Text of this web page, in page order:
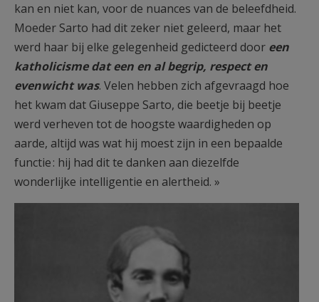
kan en niet kan, voor de nuances van de beleefdheid.
Moeder Sarto had dit zeker niet geleerd, maar het
werd haar bij elke gelegenheid gedicteerd door een
katholicisme dat een en al begrip, respect en
evenwicht was. Velen hebben zich afgevraagd hoe
het kwam dat Giuseppe Sarto, die beetje bij beetje
werd verheven tot de hoogste waardigheden op
aarde, altijd was wat hij moest zijn in een bepaalde
functie : hij had dit te danken aan diezelfde
wonderlijke intelligentie en alertheid. »